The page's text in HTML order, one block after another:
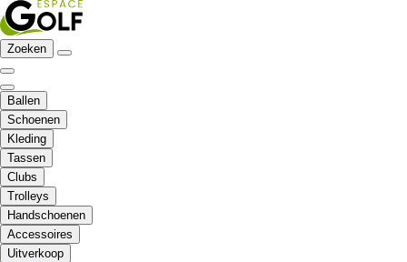
Zoeken
Ballen
Schoenen
Kleding
Tassen
Clubs
Trolleys
Handschoenen
Accessoires
Uitverkoop